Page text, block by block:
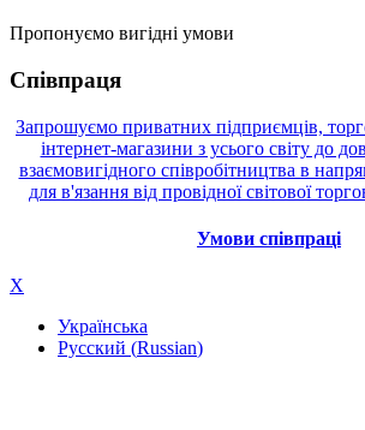
Пропонуємо вигідні умови
Співпраця
Запрошуємо приватних підприємців,
інтернет-магазини з усього світу до
взаємовигідного співробітництва в
для в'язання від провідної світової
Умови співпраці
X
Українська
Русский (Russian)